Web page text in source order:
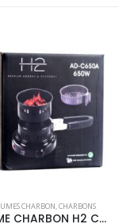
CHARBON CHARBONS
ALLUME CHARBON H2 CASSEROLE